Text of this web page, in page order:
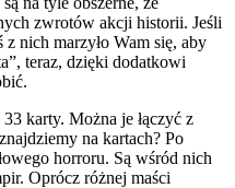
zwrotów akcji historii. Jeśli
nich marzyło Wam się, aby
teraz, dzięki dodatkowi
karty. Można je łączyć z
na kartach? Po
horroru. Są wśród nich
Oprócz różnej maści